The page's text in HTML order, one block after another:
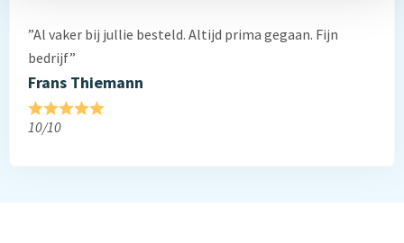
”Al vaker bij jullie besteld. Altijd prima gegaan. Fijn
bedrijf”
Frans Thiemann
10/10